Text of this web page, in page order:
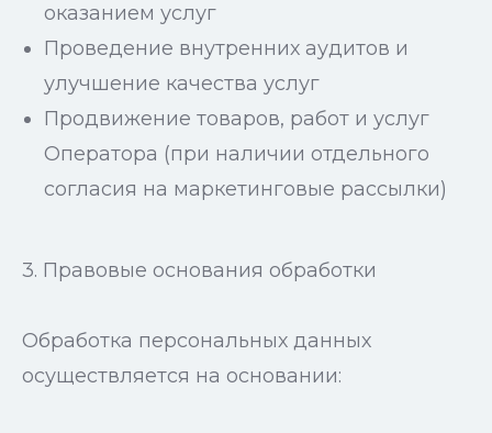
оказанием услуг
Проведение внутренних аудитов и
улучшение качества услуг
Продвижение товаров, работ и услуг
Оператора (при наличии отдельного
согласия на маркетинговые рассылки)
3. Правовые основания обработки
Обработка персональных данных
осуществляется на основании: